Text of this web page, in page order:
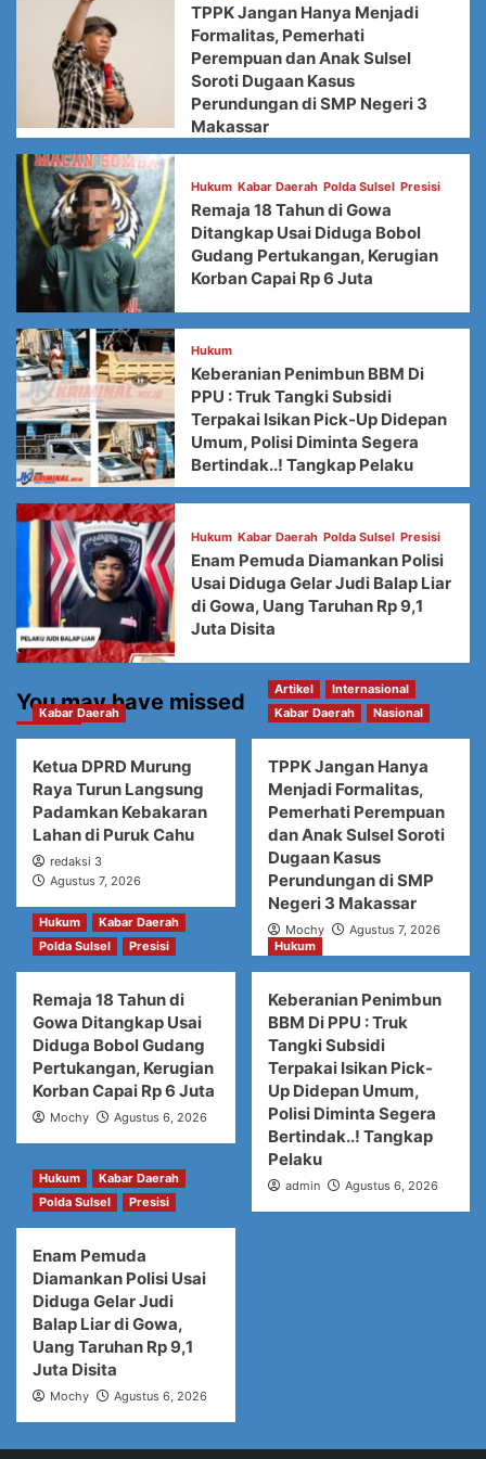
TPPK Jangan Hanya Menjadi
Formalitas, Pemerhati
Perempuan dan Anak Sulsel
Soroti Dugaan Kasus
Perundungan di SMP Negeri 3
Makassar
Hukum Kabar Daerah Polda Sulsel Presisi
Remaja 18 Tahun di Gowa
Ditangkap Usai Diduga Bobol
Gudang Pertukangan, Kerugian
Korban Capai Rp 6 Juta
Hukum
Keberanian Penimbun BBM Di
PPU : Truk Tangki Subsidi
Terpakai Isikan Pick-Up Didepan
Umum, Polisi Diminta Segera
Bertindak..! Tangkap Pelaku
Hukum Kabar Daerah Polda Sulsel Presisi
Enam Pemuda Diamankan Polisi
Usai Diduga Gelar Judi Balap Liar
di Gowa, Uang Taruhan Rp 9,1
Juta Disita
You may have missed
Kabar Daerah
Ketua DPRD Murung
Raya Turun Langsung
Padamkan Kebakaran
Lahan di Puruk Cahu
redaksi 3
Agustus 7, 2026
Artikel
Internasional
Kabar Daerah
Nasional
TPPK Jangan Hanya
Menjadi Formalitas,
Pemerhati Perempuan
dan Anak Sulsel Soroti
Dugaan Kasus
Perundungan di SMP
Negeri 3 Makassar
Mochy Agustus 7, 2026
Hukum
Kabar Daerah
Polda Sulsel
Presisi
Remaja 18 Tahun di
Gowa Ditangkap Usai
Diduga Bobol Gudang
Pertukangan, Kerugian
Korban Capai Rp 6 Juta
Mochy Agustus 6, 2026
Hukum
Keberanian Penimbun
BBM Di PPU : Truk
Tangki Subsidi
Terpakai Isikan Pick-
Up Didepan Umum,
Polisi Diminta Segera
Bertindak..! Tangkap
Pelaku
admin Agustus 6, 2026
Hukum
Kabar Daerah
Polda Sulsel
Presisi
Enam Pemuda
Diamankan Polisi Usai
Diduga Gelar Judi
Balap Liar di Gowa,
Uang Taruhan Rp 9,1
Juta Disita
Mochy Agustus 6, 2026